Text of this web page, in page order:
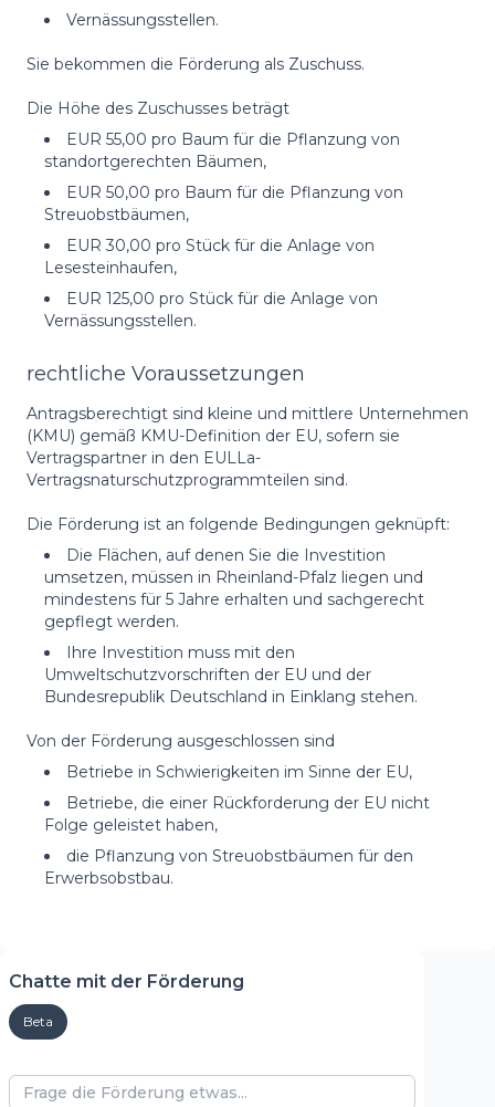
Vernässungsstellen.
Sie bekommen die Förderung als Zuschuss.
Die Höhe des Zuschusses beträgt
EUR 55,00 pro Baum für die Pflanzung von
standortgerechten Bäumen,
EUR 50,00 pro Baum für die Pflanzung von
Streuobstbäumen,
EUR 30,00 pro Stück für die Anlage von
Lesesteinhaufen,
EUR 125,00 pro Stück für die Anlage von
Vernässungsstellen.
rechtliche Voraussetzungen
Antragsberechtigt sind kleine und mittlere Unternehmen
(KMU) gemäß KMU-Definition der EU, sofern sie
Vertragspartner in den EULLa-
Vertragsnaturschutzprogrammteilen sind.
Die Förderung ist an folgende Bedingungen geknüpft:
Die Flächen, auf denen Sie die Investition
umsetzen, müssen in Rheinland-Pfalz liegen und
mindestens für 5 Jahre erhalten und sachgerecht
gepflegt werden.
Ihre Investition muss mit den
Umweltschutzvorschriften der EU und der
Bundesrepublik Deutschland in Einklang stehen.
Von der Förderung ausgeschlossen sind
Betriebe in Schwierigkeiten im Sinne der EU,
Betriebe, die einer Rückforderung der EU nicht
Folge geleistet haben,
die Pflanzung von Streuobstbäumen für den
Erwerbsobstbau.
Chatte mit der Förderung
Beta